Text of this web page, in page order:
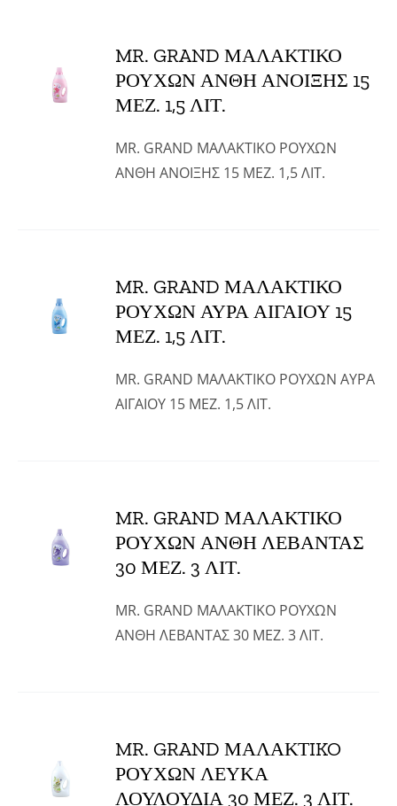
MR. GRAND ΜΑΛΑΚΤΙΚΟ
ΡΟΥΧΩΝ ΑΝΘΗ ΑΝΟΙΞΗΣ 15
ΜΕΖ. 1,5 ΛΙΤ.
MR. GRAND ΜΑΛΑΚΤΙΚΟ ΡΟΥΧΩΝ
ΑΝΘΗ ΑΝΟΙΞΗΣ 15 ΜΕΖ. 1,5 ΛΙΤ.
MR. GRAND ΜΑΛΑΚΤΙΚΟ
ΡΟΥΧΩΝ ΑΥΡΑ ΑΙΓΑΙΟΥ 15
ΜΕΖ. 1,5 ΛΙΤ.
MR. GRAND ΜΑΛΑΚΤΙΚΟ ΡΟΥΧΩΝ ΑΥΡΑ
ΑΙΓΑΙΟΥ 15 ΜΕΖ. 1,5 ΛΙΤ.
MR. GRAND ΜΑΛΑΚΤΙΚΟ
ΡΟΥΧΩΝ ΑΝΘΗ ΛΕΒΑΝΤΑΣ
30 ΜΕΖ. 3 ΛΙΤ.
MR. GRAND ΜΑΛΑΚΤΙΚΟ ΡΟΥΧΩΝ
ΑΝΘΗ ΛΕΒΑΝΤΑΣ 30 ΜΕΖ. 3 ΛΙΤ.
MR. GRAND ΜΑΛΑΚΤIKO
ΡΟΥΧΩΝ ΛΕΥΚΑ
ΛΟΥΛΟΥΔΙΑ 30 ΜΕΖ. 3 ΛΙΤ.